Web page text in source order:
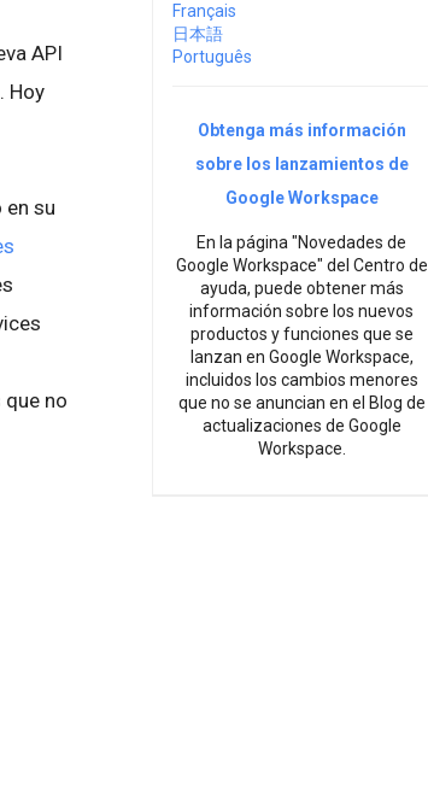
API
Hoy
su
no
Français
日本語
Português
Obtenga más información
sobre los lanzamientos de
Google Workspace
En la página "Novedades de
Google Workspace" del Centro de
ayuda, puede obtener más
información sobre los nuevos
productos y funciones que se
lanzan en Google Workspace,
incluidos los cambios menores
que no se anuncian en el Blog de
actualizaciones de Google
Workspace.